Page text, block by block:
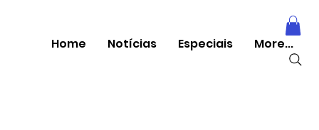
Home Notícias Especiais More...